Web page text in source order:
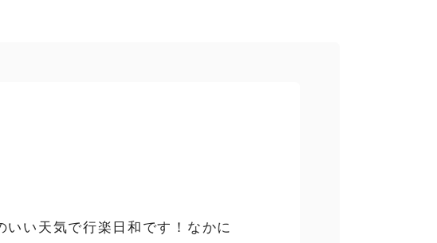
い天気で行楽日和です！なかに